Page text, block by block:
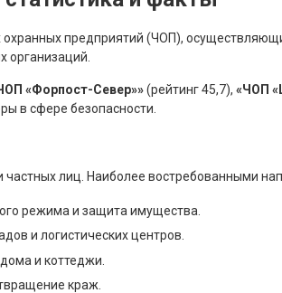
охранных предприятий (ЧОП),
организаций.
«Форпост-Север»»(рейтинг 45,7), «ЧОП
в сфере безопасности.
частных лиц. Наиболее востребованными
режима и защита имущества.
и логистических центров.
и коттеджи.
краж.